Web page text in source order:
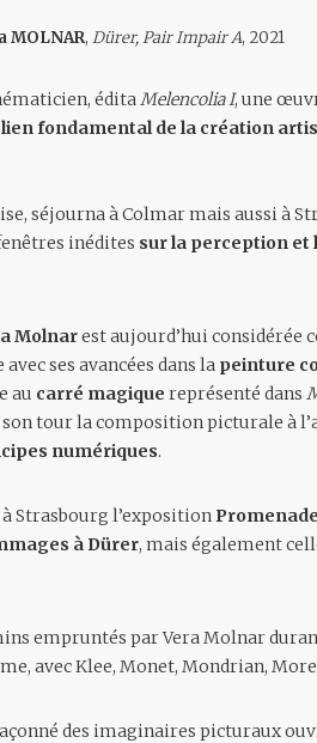
MOLNAR, Dürer, Pair Impair A, 2021
édita Melencolia I, une
fondamental de la création
séjourna à Colmar mais aussi à
inédites sur la perception et
Molnarest aujourd’hui considérée
ses avancées dans la peinture
au carré magique représenté dans
tour la composition picturale à
numériques.
Strasbourg l’exposition
à Dürer, mais également
empruntés par Vera Molnar
avec Klee, Monet, Mondrian,
des imaginaires picturaux